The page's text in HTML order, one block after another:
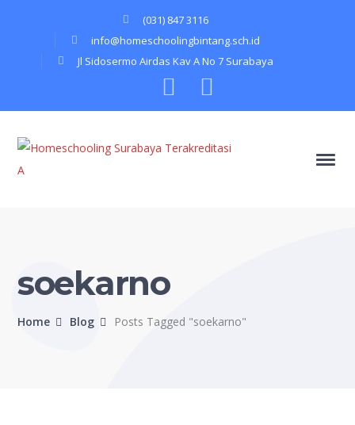
(031) 847 3116
info@homeschoolingbintang.sch.id
Jl Sidosermo Airdas Kav A No 7 Surabaya
Instagram
ProfileProfile
soekarno
Home Blog Posts Tagged "soekarno"